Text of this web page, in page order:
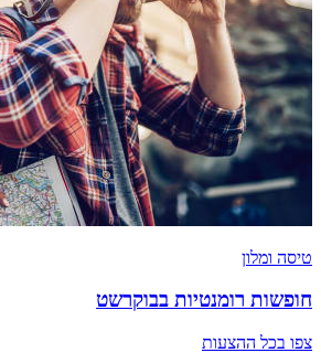
טיסה ומלון
חופשות רומנטיות בבוקרשט
צפו בכל ההצעות